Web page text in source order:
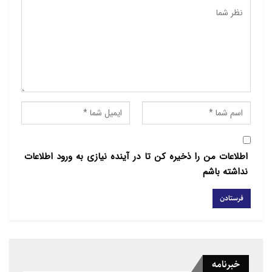
کرده بود و با توسعه منطقه گردشگری
دهد اما گردشگری نیز از صنایعی بود که در
این کشور بر اثر بحران جهانی شیوع ویروس
کرونا آسیب بزرگی دید.
امسال اما برای دومین سال متوالی و به
دلیل شیوع کرونا مقامات عربستان تشرف
به حج را به شهروندان و افراد مقیم این
اطلاعات من را ذخیره کن تا در آینده نیازی به ورود اطلاعات
نداشته باشم
خبرنامه